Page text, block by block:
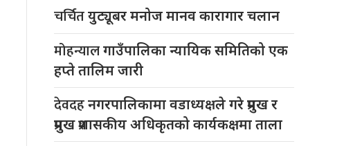
चर्चितयुट्यूबर मनोज मानव कारागार चलान
मोहन्यालगाउँपालिका न्यायिक समितिको एक
हप्ते तालिम जारी
देवदहनगरपालिकामा वडाध्यक्षले गरे प्रमुख र
प्रमुख प्रशासकीय अधिकृतको कार्यकक्षमा ताला